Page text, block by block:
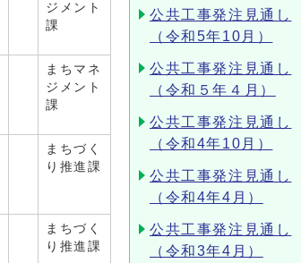
ジメント
課
まちマネ
ジメント
課
まちづく
り推進課
まちづく
り推進課
公共工事発注見通し
（令和5年10月）
公共工事発注見通し
（令和５年４月）
公共工事発注見通し
（令和4年10月）
公共工事発注見通し
（令和4年4月）
公共工事発注見通し
（令和3年4月）